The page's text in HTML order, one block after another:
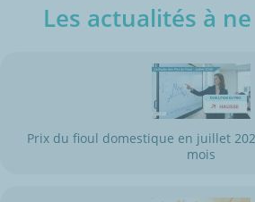
Les actualités à
Prix du fioul domestique en juillet
mois